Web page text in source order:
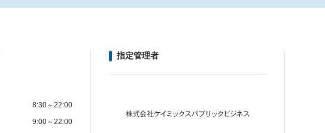
8:30～22:00
9:00～22:00
指定管理者